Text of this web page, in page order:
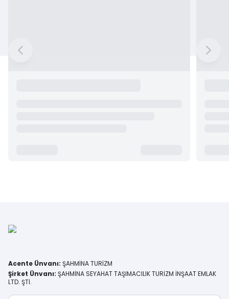
Acente Ünvanı: ŞAHMİNA TURİZM
Şirket Ünvanı: ŞAHMİNA SEYAHAT TAŞIMACILIK TURİZM İNŞAAT EMLAK
LTD. ŞTİ.